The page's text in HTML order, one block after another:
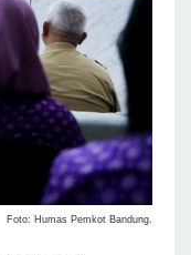
Foto: Humas Pemkot Bandung.